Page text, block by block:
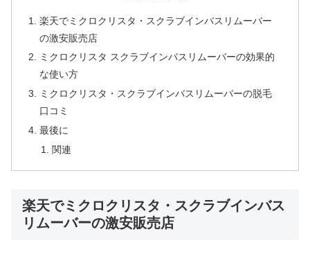
楽天でミクロクリスタ・スクラブインバスリムーバー
の激安販売店
ミクロクリスタ スクラブインバスリムーバーの効果的
な使い方
ミクロクリスタ・スクラブインバスリムーバーの脱毛
口コミ
最後に
関連
楽天でミクロクリスタ・スクラブインバス
リムーバーの激安販売店